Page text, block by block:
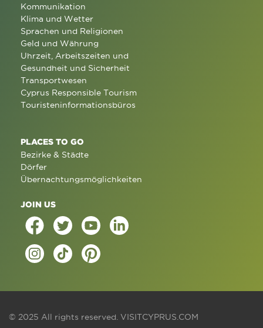
Kommunikation
Klima und Wetter
Sprachen und Religionen
Geld und Währung
Uhrzeit, Arbeitszeiten und
Gesundheit und Sicherheit
Transportwesen
Cyprus Responsible Tourism
Touristeninformationsbüros
PLACES TO GO
Bezirke & Städte
Dörfer
Übernachtungsmöglichkeiten
JOIN US
© 2025 All rights reserved. VISITCYPRUS.COM